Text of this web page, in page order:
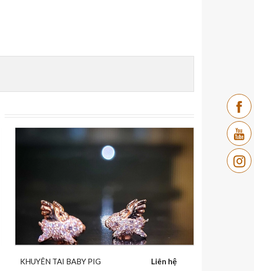
KHUYÊN TAI BABY PIG Liên hệ